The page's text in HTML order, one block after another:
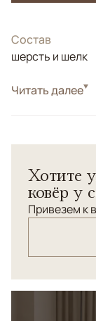
Состав
шерсть и шелк
</br> Высокая
Читать далее
Хотите
ковёр у
Привезем к